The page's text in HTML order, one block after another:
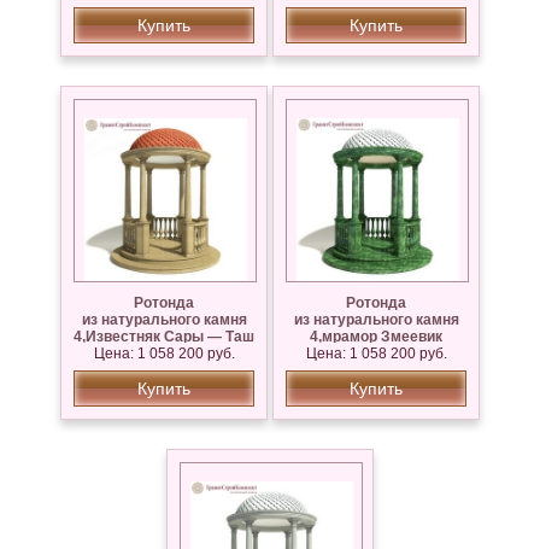
Купить Купить
Ротонда
из натурального камня
4,Известняк Сары — Таш
Цена: 1 058 200 руб.
Купить
Ротонда
из натурального камня
4,мрамор Змеевик
Цена: 1 058 200 руб.
Купить